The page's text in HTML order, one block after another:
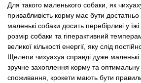
Для такого маленького собаки, як
привабливість корму має бути достатньо
маленькі собаки досить перебірливі у
розмір собаки та гіперактивний
великої кількості енергії, яку слід
Щелепи чихуахуа справді дуже
зручне захоплення корму та оптимальну
споживання, крокети мають бути
Хозряд - господарчі товари оптом
Популярні зоотоварі
Архів / Знято з виробництва